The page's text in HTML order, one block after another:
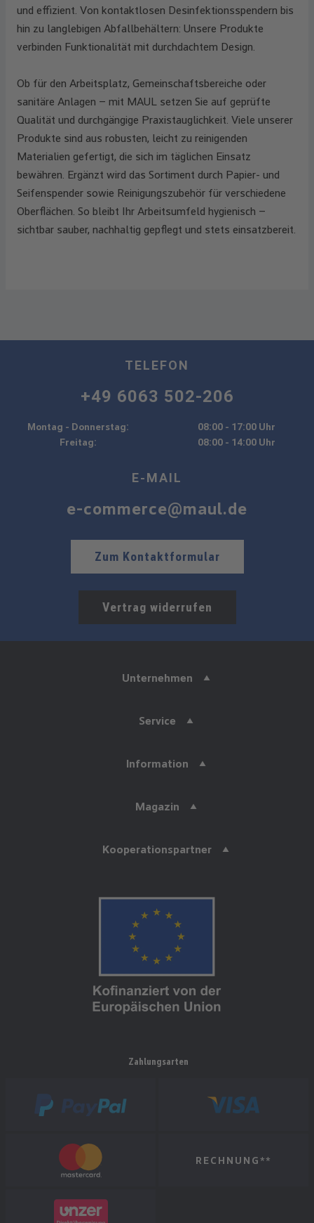
und effizient. Von kontaktlosen Desinfektionsspendern bis
hin zu langlebigen Abfallbehältern: Unsere Produkte
verbinden Funktionalität mit durchdachtem Design.
Ob für den Arbeitsplatz, Gemeinschaftsbereiche oder
sanitäre Anlagen – mit MAUL setzen Sie auf geprüfte
Qualität und durchgängige Praxistauglichkeit. Viele unserer
Produkte sind aus robusten, leicht zu reinigenden
Materialien gefertigt, die sich im täglichen Einsatz
bewähren. Ergänzt wird das Sortiment durch Papier- und
Seifenspender sowie Reinigungszubehör für verschiedene
Oberflächen. So bleibt Ihr Arbeitsumfeld hygienisch –
sichtbar sauber, nachhaltig gepflegt und stets einsatzbereit.
TELEFON
+49 6063 502-206
Montag - Donnerstag:
08:00 - 17:00 Uhr
Freitag:
08:00 - 14:00 Uhr
E-MAIL
e-commerce@maul.de
Zum Kontaktformular
Vertrag widerrufen
Unternehmen
Service
Information
Magazin
Kooperationspartner
Zahlungsarten
RECHNUNG**